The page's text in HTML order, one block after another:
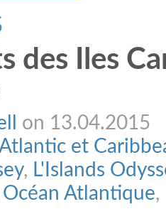
des Iles
on 13.04.2015
et
, L'Islands
Océan Atlantique,